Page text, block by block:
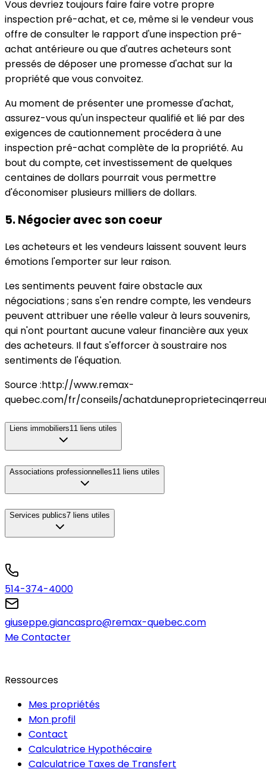
Vous devriez toujours faire faire votre propre
inspection pré-achat, et ce, même si le vendeur vous
offre de consulter le rapport d'une inspection pré-
achat antérieure ou que d'autres acheteurs sont
pressés de déposer une promesse d'achat sur la
propriété que vous convoitez.
Au moment de présenter une promesse d'achat,
assurez-vous qu'un inspecteur qualifié et lié par des
exigences de cautionnement procédera à une
inspection pré-achat complète de la propriété. Au
bout du compte, cet investissement de quelques
centaines de dollars pourrait vous permettre
d'économiser plusieurs milliers de dollars.
5. Négocier avec son coeur
Les acheteurs et les vendeurs laissent souvent leurs
émotions l'emporter sur leur raison.
Les sentiments peuvent faire obstacle aux
négociations ; sans s'en rendre compte, les vendeurs
peuvent attribuer une réelle valeur à leurs souvenirs,
qui n'ont pourtant aucune valeur financière aux yeux
des acheteurs. Il faut s'efforcer à soustraire nos
sentiments de l'équation.
Source :http://www.remax-
quebec.com/fr/conseils/
Liens immobiliers11 liens utiles
Associations professionnelles11 liens utiles
Services publics7 liens utiles
514-374-4000
giuseppe.giancaspro@remax-quebec.com
Me Contacter
Ressources
Mes propriétés
Mon profil
Contact
Calculatrice Hypothécaire
Calculatrice Taxes de Transfert